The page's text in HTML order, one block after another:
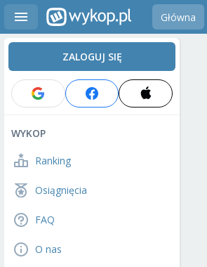
Główna
ZALOGUJ SIĘ
WYKOP
Ranking
Osiągnięcia
FAQ
O nas